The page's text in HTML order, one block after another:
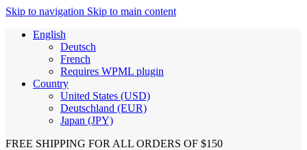
Skip to navigation Skip to main content
English
Deutsch
French
Requires WPML plugin
Country
United States (USD)
Deutschland (EUR)
Japan (JPY)
FREE SHIPPING FOR ALL ORDERS OF $150